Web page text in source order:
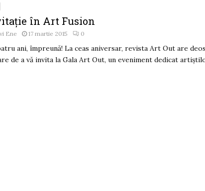
în Art Fusion
Ene 17 martie 2015 0
ani, împreună! La ceas aniversar, revista Art Out are
de a vă invita la Gala Art Out, un eveniment dedicat